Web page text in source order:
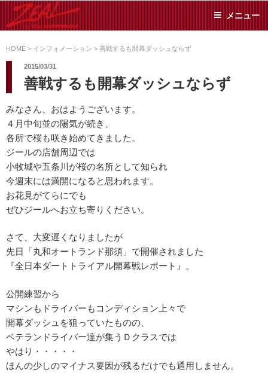
ン
ツ
ス
キ
プ
SUMIYAMA
た日常メンテから各種チ
ューニングまで、車に関
することならジャンルフ
リーでお任せください!
メニュー
HOME > インフォメーション > 善戦するも開幕ダッシュならず
2015/03/31
善戦するも開幕ダッシュならず
みなさん、おはようございます。
４月中旬並の陽気が続き、
各所で桜も咲き始めてきました。
ジールの店舗周辺では
小牧城や五条川が桜の名所として知られ
今週末には満開になると思われます。
お花見がてらにでも
ぜひジールへお立ち寄りください。
さて、大変遅くなりましたが
先日「丸和オートランド那須」で開催されました
『全日本ダートトライアル開幕戦レポート』。
公開練習から
マシンもドライバーもコンディション上々で
開幕ダッシュを狙っていたものの、
ベテランドライバー達が集うＤクラスでは
やはり・・・・・
ほんの少しのマイナス要因が残るだけでも通用しません。